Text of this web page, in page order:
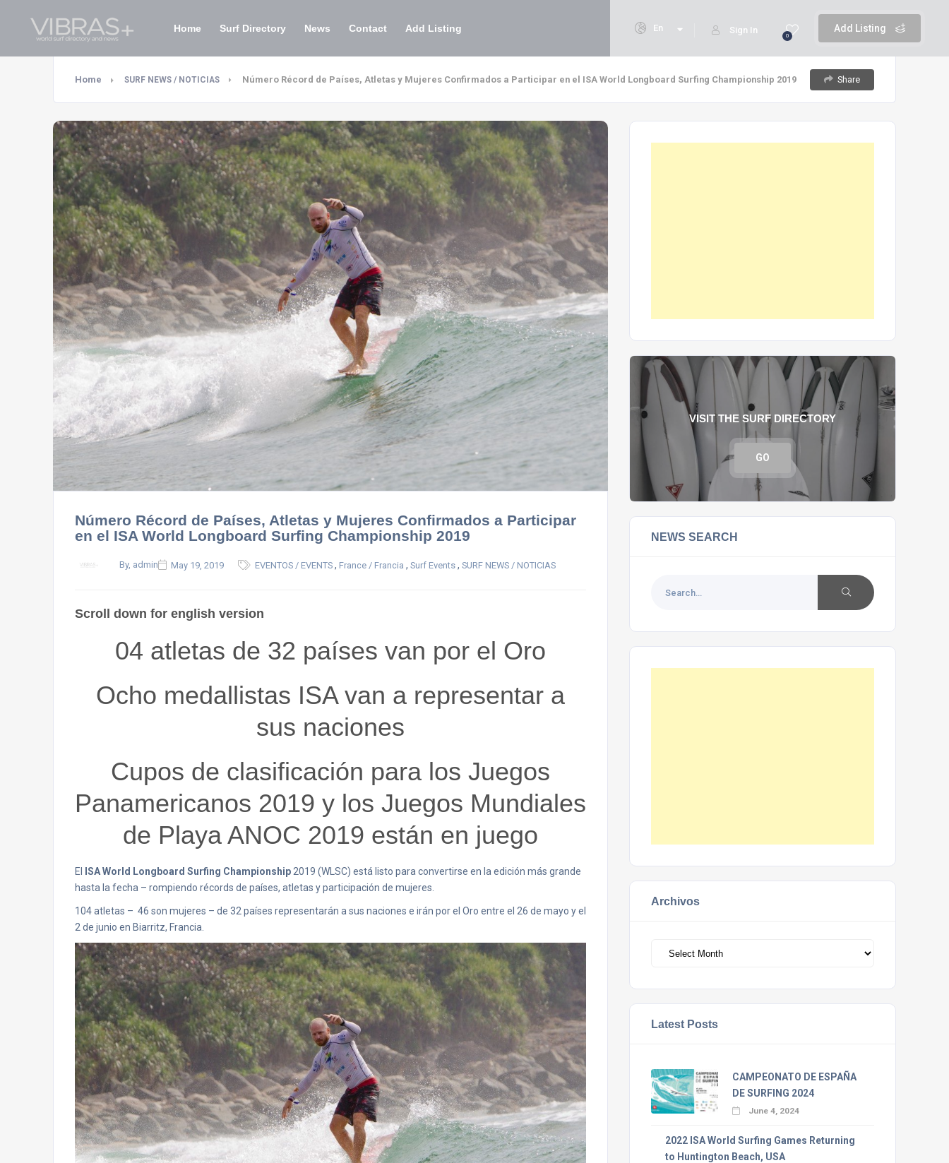
Add Listing
0
Sign In
En
Home Surf Directory News Contact Add Listing
Home SURF NEWS / NOTICIAS Número Récord de Países, Atletas y Mujeres Confirmados a Participar en el ISA World Longboard Surfing Championship 2019 Share
Número Récord de Países, Atletas y Mujeres Confirmados a Participar
en el ISA World Longboard Surfing Championship 2019
By, admin May 19, 2019 EVENTOS / EVENTS , France / Francia , Surf Events , SURF NEWS / NOTICIAS
Scroll down for english version
04 atletas de 32 países van por el Oro
Ocho medallistas ISA van a representar a
sus naciones
Cupos de clasificación para los Juegos
Panamericanos 2019 y los Juegos Mundiales
de Playa ANOC 2019 están en juego
El ISA World Longboard Surfing Championship2019 (WLSC) está listo para convertirse en la edición más grande
hasta la fecha – rompiendo récords de países, atletas y participación de mujeres.
104 atletas – 46 son mujeres – de 32 países representarán a sus naciones e irán por el Oro entre el 26 de mayo y el
2 de junio en Biarritz, Francia.
VISIT THE SURF DIRECTORY
GO
NEWS SEARCH
Archivos
Latest Posts
CAMPEONATO DE ESPAÑA
DE SURFING 2024
June 4, 2024
2022 ISA World Surfing Games Returning
to Huntington Beach, USA